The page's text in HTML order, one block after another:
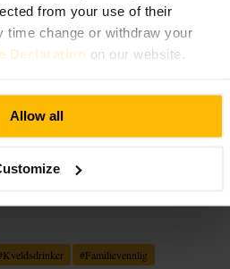
from your use of their
time change or withdraw your
Declaration on our website.
Allow alli Kensington, god for
Kveldsdrinker #Familievennlig